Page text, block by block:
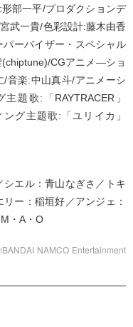
部一平/プロダクションデ
武一貴/色彩設計:藤木由香
ーバイザー・スペシャル
CGアニメ―ショ
/音楽:中山真斗/アニメーシ
題歌:「RAYTRACER」
ング主題歌:「ユリイカ」
エル：青山なぎさ／トキ
ー：稲垣好／アンジェ：
・A・O
NAMCO Entertainment